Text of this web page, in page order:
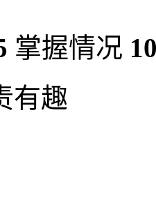
掌握情况
有趣